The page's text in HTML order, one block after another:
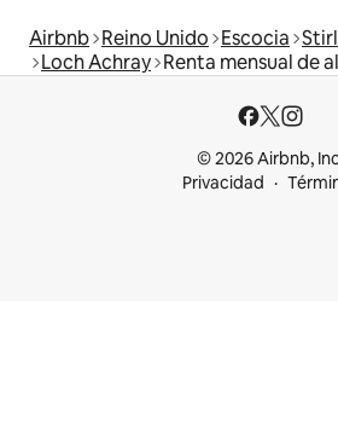
Airbnb Reino Unido Escocia
Loch Achray Renta mensual de
© 2026 Airbnb,
Privacidad